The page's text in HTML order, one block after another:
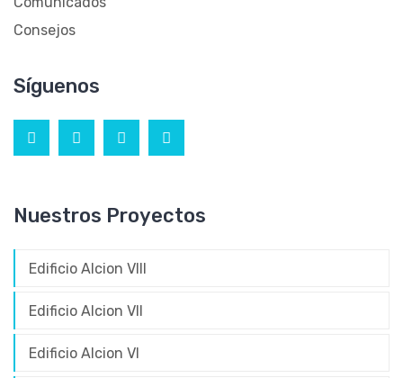
Consejos
Síguenos
Nuestros Proyectos
Edificio Alcion VIII
Edificio Alcion VII
Edificio Alcion VI